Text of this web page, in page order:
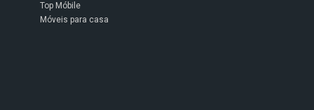
Top Móbile
Móveis para casa